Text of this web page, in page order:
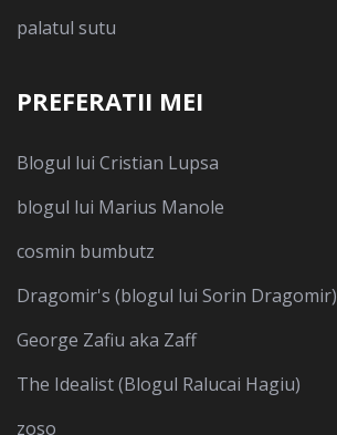
palatul sutu
PREFERATII MEI
Blogul lui Cristian Lupsa
blogul lui Marius Manole
cosmin bumbutz
Dragomir's (blogul lui Sorin Dragomir)
George Zafiu aka Zaff
The Idealist (Blogul Ralucai Hagiu)
zoso